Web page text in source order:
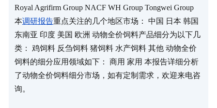
Royal Agrifirm Group NACF WH Group Tongwei Group
本调研报告重点关注的几个地区市场： 中国 日本 韩国
东南亚 印度 美国 欧洲 动物全价饲料产品细分为以下几
类： 鸡饲料 反刍饲料 猪饲料 水产饲料 其他 动物全价
饲料的细分应用领域如下： 商用 家用 本报告详细分析
了动物全价饲料细分市场，如有定制需求，欢迎来电咨
询。